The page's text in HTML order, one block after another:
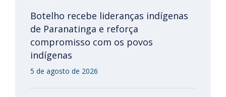
Botelho recebe lideranças indígenas
de Paranatinga e reforça
compromisso com os povos
indígenas
5 de agosto de 2026